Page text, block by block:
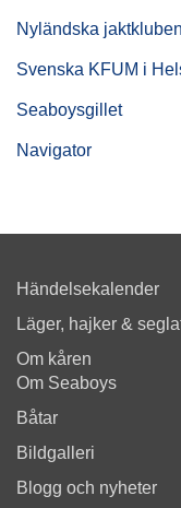
Nyländska jaktkluben
Svenska KFUM i
Seaboysgillet
Navigator
Händelsekalender
Läger, hajker &
Om kåren
Om Seaboys
Båtar
Bildgalleri
Blogg och nyheter